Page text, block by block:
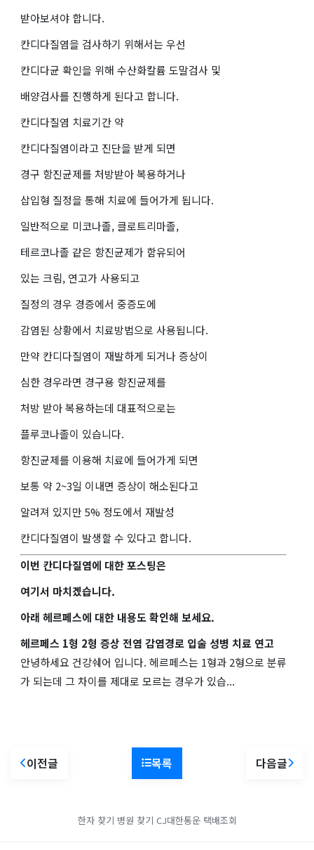
받아보셔야 합니다.
칸디다질염을 검사하기 위해서는 우선
칸디다균 확인을 위해 수산화칼륨 도말검사 및
배양검사를 진행하게 된다고 합니다.
칸디다질염 치료기간 약
칸디다질염이라고 진단을 받게 되면
경구 항진균제를 처방받아 복용하거나
삽입형 질정을 통해 치료에 들어가게 됩니다.
일반적으로 미코나졸, 클로트리마졸,
테르코나졸 같은 항진균제가 함유되어
있는 크림, 연고가 사용되고
질정의 경우 경증에서 중증도에
감염된 상황에서 치료방법으로 사용됩니다.
만약 칸디다질염이 재발하게 되거나 증상이
심한 경우라면 경구용 항진균제를
처방 받아 복용하는데 대표적으로는
플루코나졸이 있습니다.
항진균제를 이용해 치료에 들어가게 되면
보통 약 2~3일 이내면 증상이 해소된다고
알려져 있지만 5% 정도에서 재발성
칸디다질염이 발생할 수 있다고 합니다.
이번 칸디다질염에 대한 포스팅은
여기서 마치겠습니다.
아래 헤르페스에 대한 내용도 확인해 보세요.
헤르페스 1형 2형 증상 전염 감염경로 입술 성병 치료 연고
안녕하세요 건강쉐어 입니다. 헤르페스는 1형과 2형으로 분류
가 되는데 그 차이를 제대로 모르는 경우가 있습...
이전글 목록 다음글
한자 찾기 병원 찾기 CJ대한통운 택배조회